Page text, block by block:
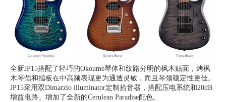
全新JP15搭配了轻巧的Okoume琴体和纹路分明的枫木贴面，烤枫
木琴颈和指板在中高频表现更为通透灵敏，而且琴颈稳定性更佳。
JP15采用双Dimarzio illuminator定制拾音器，搭配压电系统和20dB
增益电路。增加了全新的Cerulean Paradise配色。